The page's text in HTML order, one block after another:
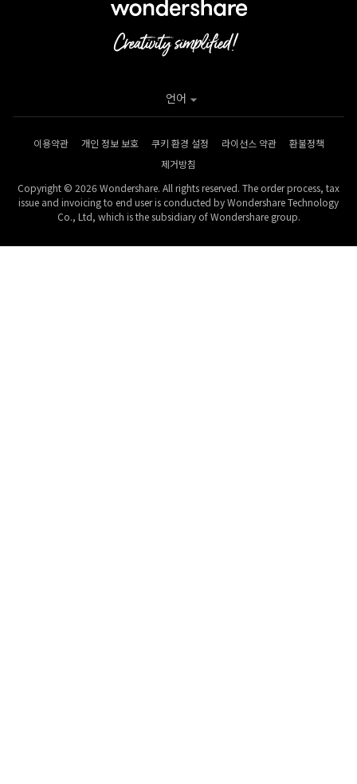
이용약관 개인 정보 보호 쿠키 환경 설정 라이선스 약관
환불정책
제거방침
Copyright © 2026 Wondershare. All rights reserved. The order process, tax
issue and invoicing to end user is conducted by Wondershare Technology
Co., Ltd, which is the subsidiary of Wondershare group.
언어